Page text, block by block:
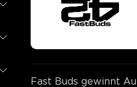
Fast Buds gewinnt